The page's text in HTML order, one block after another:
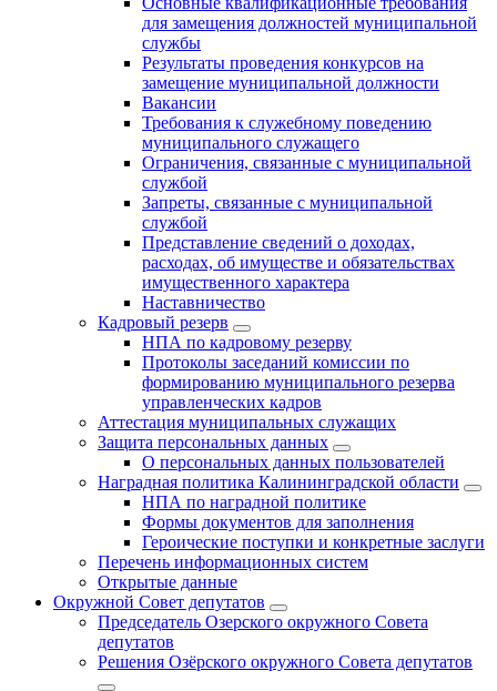
для замещения должностей муниципальной
службы
Результаты проведения конкурсов на
замещение муниципальной должности
Вакансии
Требования к служебному поведению
муниципального служащего
Ограничения, связанные с муниципальной
службой
Запреты, связанные с муниципальной
службой
Представление сведений о доходах,
расходах, об имуществе и обязательствах
имущественного характера
Наставничество
Кадровый резерв
НПА по кадровому резерву
Протоколы заседаний комиссии по
формированию муниципального резерва
управленческих кадров
Аттестация муниципальных служащих
Защита персональных данных
О персональных данных пользователей
Наградная политика Калининградской области
НПА по наградной политике
Формы документов для заполнения
Героические поступки и конкретные заслуги
Перечень информационных систем
Открытые данные
Окружной Совет депутатов
Председатель Озерского окружного Совета
депутатов
Решения Озёрского окружного Совета депутатов